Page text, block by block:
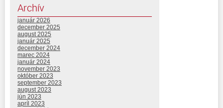
Archív
január 2026
december 2025
august 2025
január 2025
december 2024
marec 2024
január 2024
november 2023
október 2023
september 2023
august 2023
jún 2023
apríl 2023